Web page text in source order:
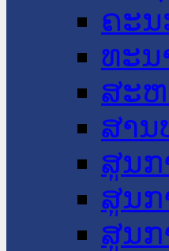
ຄະນ
ທະນ
ສະຫ
ສານ
ສູນກ
ສູນກ
ສູນກ